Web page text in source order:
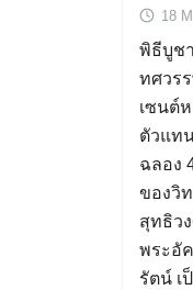
18
พิธีบูช
ทศวร
เซนต์
ตัวแท
ฉลอง
ของวิ
สุทธิว
พระอั
รัตน์ เ